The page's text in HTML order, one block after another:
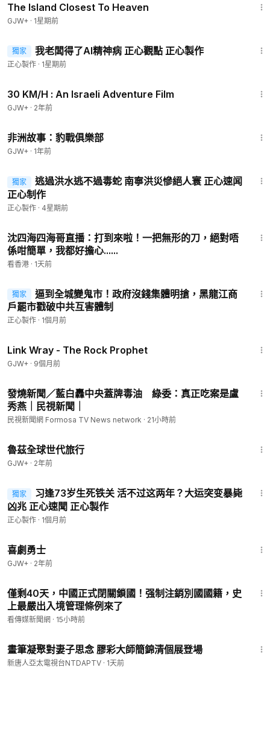
The Island Closest To Heaven
GJW+ · 1星期前
獨家 我老闆得了AI精神病 正心觀點 正心製作
正心製作 · 1星期前
30 KM/H : An Israeli Adventure Film
GJW+ · 2年前
非洲故事：豹戰俱樂部
GJW+ · 1年前
獨家
逃過洪水逃不過毒蛇 南寧洪災慘絕人寰 正心速闻
正心制作
正心製作 · 4星期前
沈四海四海哥直播：打到來啦！一把無形的刀，絕對唔
係咁簡單，我都好擔心......
看香港 · 1天前
獨家
逼到全城變鬼市！政府沒錢集體明搶，黑龍江商
戶罷市戳破中共互害體制
正心製作 · 1個月前
Link Wray - The Rock Prophet
GJW+ · 9個月前
發燒新聞／藍白轟中央蓋牌毒油 綠委：真正吃案是盧
秀燕｜民視新聞｜
民視新聞網 Formosa TV News network · 21小時前
魯茲全球世代旅行
GJW+ · 2年前
獨家
习逢73岁生死铁关 活不过这两年？大运突变暴毙
凶兆 正心速聞 正心製作
正心製作 · 1個月前
喜劇勇士
GJW+ · 2年前
僅剩40天，中國正式閉關鎖國！强制注銷別國國籍，史
上最嚴出入境管理條例來了
看傳媒新聞網 · 15小時前
畫筆凝聚對妻子思念 膠彩大師簡錦清個展登場
新唐人亞太電視台NTDAPTV · 1天前